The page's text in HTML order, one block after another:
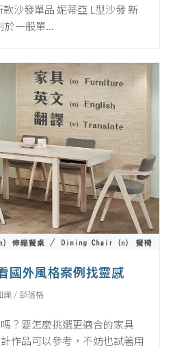
沙發單品 妮蒂亞 L型沙發 新
於一般單...
國外風格案例找靈感
識 / 部落格
？要怎麼挑選更適合的家具
作品可以參考，不妨也試著用